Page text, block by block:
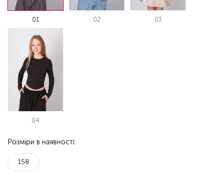
01 02 03
04
Розміри в наявності:
158